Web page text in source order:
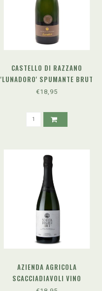
CASTELLO DI RAZZANO
'LUNADORO' SPUMANTE BRUT
METODO CLASSICO
€18,95
AZIENDA AGRICOLA
SCACCIADIAVOLI VINO